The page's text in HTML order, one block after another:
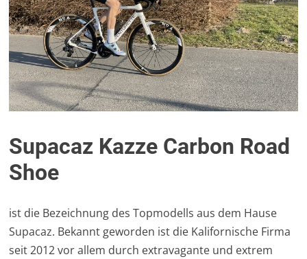
Supacaz Kazze Carbon Road
Shoe
ist die Bezeichnung des Topmodells aus dem Hause
Supacaz. Bekannt geworden ist die Kalifornische Firma
seit 2012 vor allem durch extravagante und extrem